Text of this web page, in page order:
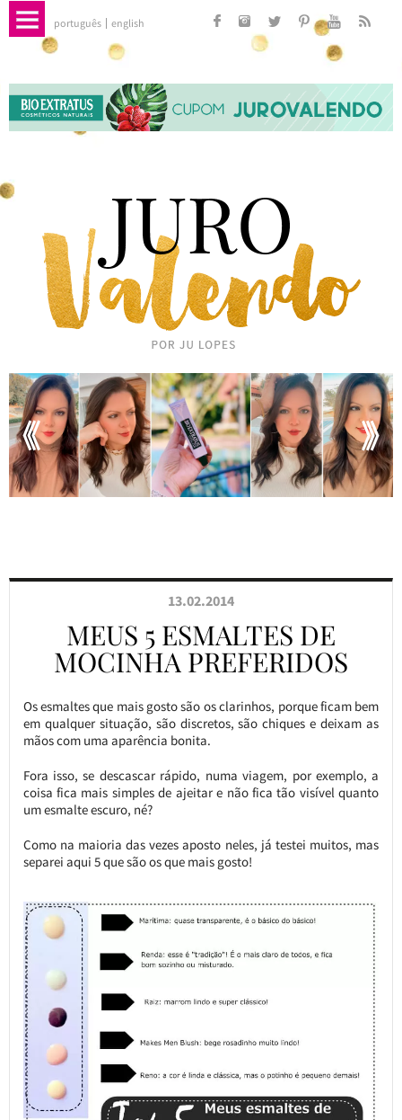
português english
13.02.2014
MEUS 5 ESMALTES DE
MOCINHA PREFERIDOS
Os esmaltes que mais gosto são os clarinhos, porque ficam bem
em qualquer situação, são discretos, são chiques e deixam as
mãos com uma aparência bonita.
Fora isso, se descascar rápido, numa viagem, por exemplo, a
coisa fica mais simples de ajeitar e não fica tão visível quanto
um esmalte escuro, né?
Como na maioria das vezes aposto neles, já testei muitos, mas
separei aqui 5 que são os que mais gosto!